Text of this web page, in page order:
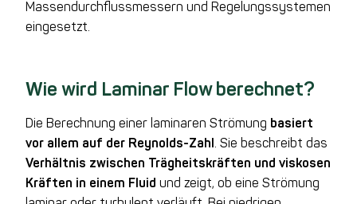
Massendurchflussmessern und Regelungssystemen
eingesetzt.
Wie wird Laminar Flow berechnet?
Die Berechnung einer laminaren Strömung basiert
vor allem auf der Reynolds-Zahl. Sie beschreibt das
Verhältnis zwischen Trägheitskräften und viskosen
Kräften in einem Fluid und zeigt, ob eine Strömung